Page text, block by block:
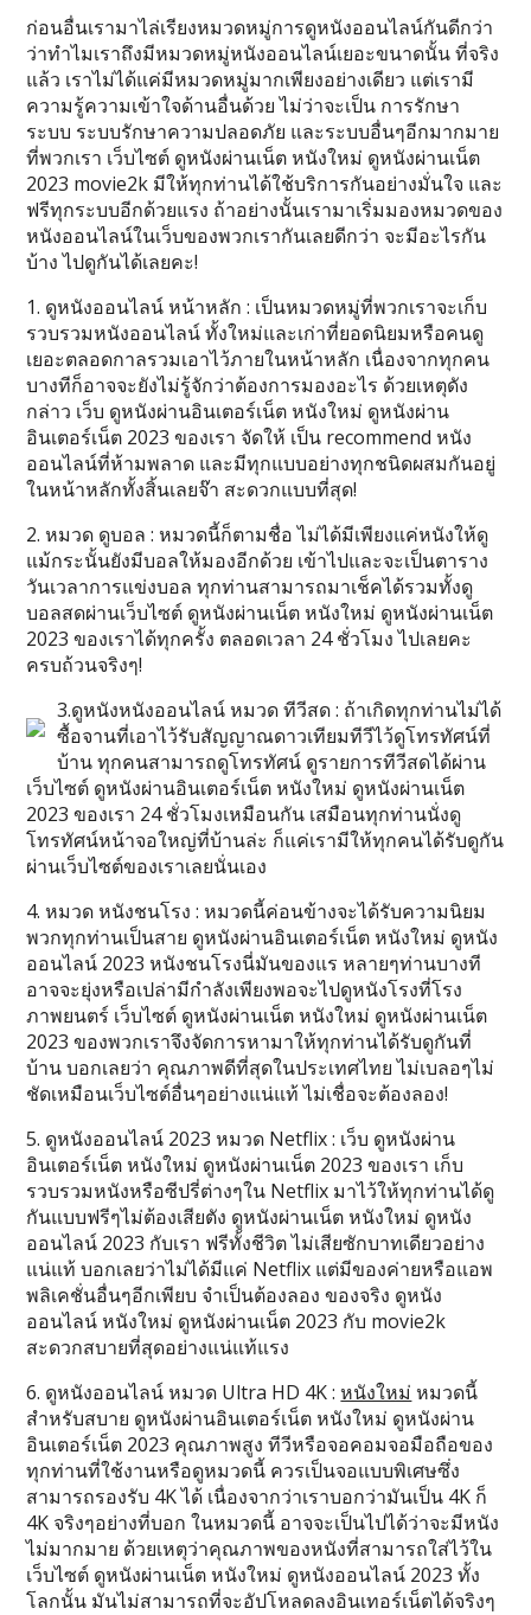
ก่อนอื่นเรามาไล่เรียงหมวดหมู่การดูหนังออนไลน์กันดีกว่า
ว่าทำไมเราถึงมีหมวดหมู่หนังออนไลน์เยอะขนาดนั้น ที่จริง
แล้ว เราไม่ได้แค่มีหมวดหมู่มากเพียงอย่างเดียว แต่เรามี
ความรู้ความเข้าใจด้านอื่นด้วย ไม่ว่าจะเป็น การรักษา
ระบบ ระบบรักษาความปลอดภัย และระบบอื่นๆอีกมากมาย
ที่พวกเรา เว็บไซต์ ดูหนังผ่านเน็ต หนังใหม่ ดูหนังผ่านเน็ต
2023 movie2k มีให้ทุกท่านได้ใช้บริการกันอย่างมั่นใจ และ
ฟรีทุกระบบอีกด้วยแรง ถ้าอย่างนั้นเรามาเริ่มมองหมวดของ
หนังออนไลน์ในเว็บของพวกเรากันเลยดีกว่า จะมีอะไรกัน
บ้าง ไปดูกันได้เลยคะ!
1. ดูหนังออนไลน์ หน้าหลัก : เป็นหมวดหมู่ที่พวกเราจะเก็บ
รวบรวมหนังออนไลน์ ทั้งใหม่และเก่าที่ยอดนิยมหรือคนดู
เยอะตลอดกาลรวมเอาไว้ภายในหน้าหลัก เนื่องจากทุกคน
บางทีก็อาจจะยังไม่รู้จักว่าต้องการมองอะไร ด้วยเหตุดัง
กล่าว เว็บ ดูหนังผ่านอินเตอร์เน็ต หนังใหม่ ดูหนังผ่าน
อินเตอร์เน็ต 2023 ของเรา จัดให้ เป็น recommend หนัง
ออนไลน์ที่ห้ามพลาด และมีทุกแบบอย่างทุกชนิดผสมกันอยู่
ในหน้าหลักทั้งสิ้นเลยจ๊า สะดวกแบบที่สุด!
2. หมวด ดูบอล : หมวดนี้ก็ตามชื่อ ไม่ได้มีเพียงแค่หนังให้ดู
แม้กระนั้นยังมีบอลให้มองอีกด้วย เข้าไปและจะเป็นตาราง
วันเวลาการแข่งบอล ทุกท่านสามารถมาเช็คได้รวมทั้งดู
บอลสดผ่านเว็บไซต์ ดูหนังผ่านเน็ต หนังใหม่ ดูหนังผ่านเน็ต
2023 ของเราได้ทุกครั้ง ตลอดเวลา 24 ชั่วโมง ไปเลยคะ
ครบถ้วนจริงๆ!
3.ดูหนังหนังออนไลน์ หมวด ทีวีสด : ถ้าเกิดทุกท่านไม่ได้
ซื้อจานที่เอาไว้รับสัญญาณดาวเทียมทีวีไว้ดูโทรทัศน์ที่
บ้าน ทุกคนสามารถดูโทรทัศน์ ดูรายการทีวีสดได้ผ่าน
เว็บไซต์ ดูหนังผ่านอินเตอร์เน็ต หนังใหม่ ดูหนังผ่านเน็ต
2023 ของเรา 24 ชั่วโมงเหมือนกัน เสมือนทุกท่านนั่งดู
โทรทัศน์หน้าจอใหญ่ที่บ้านล่ะ ก็แค่เรามีให้ทุกคนได้รับดูกัน
ผ่านเว็บไซต์ของเราเลยนั่นเอง
4. หมวด หนังชนโรง : หมวดนี้ค่อนข้างจะได้รับความนิยม
พวกทุกท่านเป็นสาย ดูหนังผ่านอินเตอร์เน็ต หนังใหม่ ดูหนัง
ออนไลน์ 2023 หนังชนโรงนี่มันของแร หลายๆท่านบางที
อาจจะยุ่งหรือเปล่ามีกำลังเพียงพอจะไปดูหนังโรงที่โรง
ภาพยนตร์ เว็บไซต์ ดูหนังผ่านเน็ต หนังใหม่ ดูหนังผ่านเน็ต
2023 ของพวกเราจึงจัดการหามาให้ทุกท่านได้รับดูกันที่
บ้าน บอกเลยว่า คุณภาพดีที่สุดในประเทศไทย ไม่เบลอๆไม่
ชัดเหมือนเว็บไซต์อื่นๆอย่างแน่แท้ ไม่เชื่อจะต้องลอง!
5. ดูหนังออนไลน์ 2023 หมวด Netflix : เว็บ ดูหนังผ่าน
อินเตอร์เน็ต หนังใหม่ ดูหนังผ่านเน็ต 2023 ของเรา เก็บ
รวบรวมหนังหรือซีปรี่ต่างๆใน Netflix มาไว้ให้ทุกท่านได้ดู
กันแบบฟรีๆไม่ต้องเสียตัง ดูหนังผ่านเน็ต หนังใหม่ ดูหนัง
ออนไลน์ 2023 กับเรา ฟรีทั้งชีวิต ไม่เสียซักบาทเดียวอย่าง
แน่แท้ บอกเลยว่าไม่ได้มีแค่ Netflix แต่มีของค่ายหรือแอพ
พลิเคชั่นอื่นๆอีกเพียบ จำเป็นต้องลอง ของจริง ดูหนัง
ออนไลน์ หนังใหม่ ดูหนังผ่านเน็ต 2023 กับ movie2k
สะดวกสบายที่สุดอย่างแน่แท้แรง
6. ดูหนังออนไลน์ หมวด Ultra HD 4K :หนังใหม่ หมวดนี้
สำหรับสบาย ดูหนังผ่านอินเตอร์เน็ต หนังใหม่ ดูหนังผ่าน
อินเตอร์เน็ต 2023 คุณภาพสูง ทีวีหรือจอคอมจอมือถือของ
ทุกท่านที่ใช้งานหรือดูหมวดนี้ ควรเป็นจอแบบพิเศษซึ่ง
สามารถรองรับ 4K ได้ เนื่องจากว่าเราบอกว่ามันเป็น 4K ก็
4K จริงๆอย่างที่บอก ในหมวดนี้ อาจจะเป็นไปได้ว่าจะมีหนัง
ไม่มากมาย ด้วยเหตุว่าคุณภาพของหนังที่สามารถใส่ไว้ใน
เว็บไซต์ ดูหนังผ่านเน็ต หนังใหม่ ดูหนังออนไลน์ 2023 ทั้ง
โลกนั้น มันไม่สามารถที่จะอัปโหลดลงอินเทอร์เน็ตได้จริงๆ